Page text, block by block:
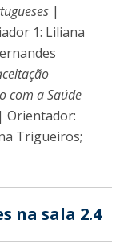
|
1: Liliana
com a Saúde
| Orientador:
Trigueiros;
na sala 2.4